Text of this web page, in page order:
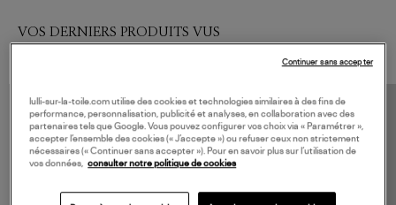
VOS DERNIERS PRODUITS VUS
lulli-sur-la-toile.com utilise des cookies et technologies similaires à des fins de
performance, personnalisation, publicité et analyses, en collaboration avec des
partenaires tels que Google. Vous pouvez configurer vos choix via « Paramétrer »,
accepter l’ensemble des cookies (« J’accepte ») ou refuser ceux non strictement
nécessaires (« Continuer sans accepter »). Pour en savoir plus sur l’utilisation de
vos données, consulter notre politique de cookies
Continuer sans accepter